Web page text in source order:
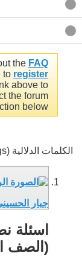
the FAQ
to register
above to
the forum
below.
الكلمات الدلالية (Tags):
جبار
اسئلة
(الصف